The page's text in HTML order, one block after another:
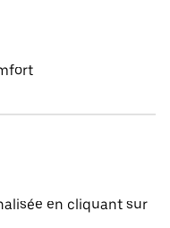
en cliquant sur